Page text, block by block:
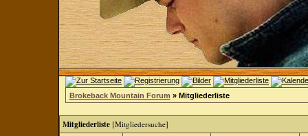
Brokeback Mountain Forum » Mitgliederliste
Mitgliederliste [Mitgliedersuche]